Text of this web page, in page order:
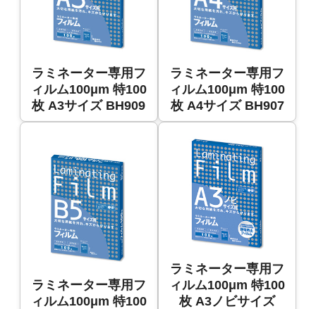
ラミネーター専用フ
ィルム100μm 特100
枚 A3サイズ BH909
ラミネーター専用フ
ィルム100μm 特100
枚 A4サイズ BH907
ラミネーター専用フ
ィルム100μm 特100
ラミネーター専用フ
ィルム100μm 特100
枚 A3ノビサイズ